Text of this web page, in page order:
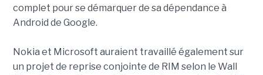
complet pour se démarquer de sa dépendance à
Android de Google.
Nokia et Microsoft auraient travaillé également sur
un projet de reprise conjointe de RIM selon le Wall